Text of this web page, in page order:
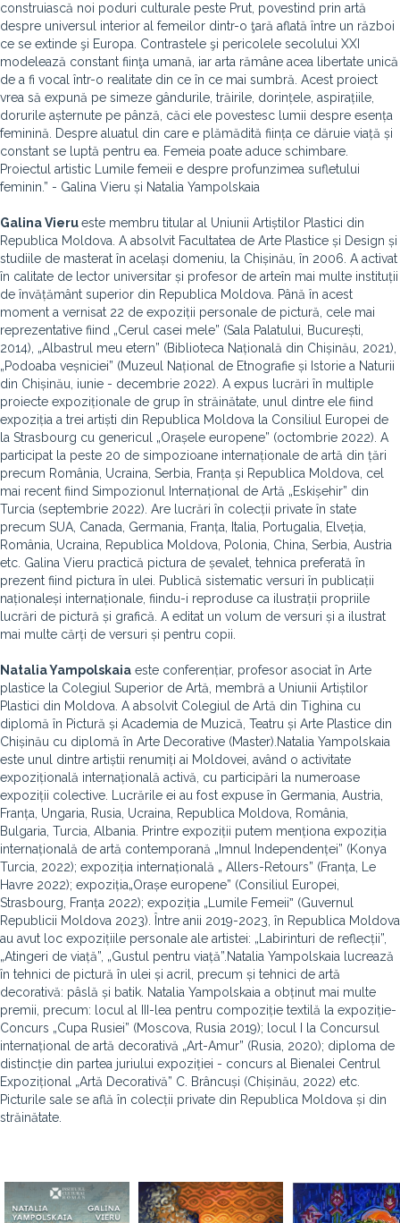
construiască noi poduri culturale peste Prut, povestind prin artă
despre universul interior al femeilor dintr-o ţară aflată între un război
ce se extinde şi Europa. Contrastele şi pericolele secolului XXI
modelează constant fiinţa umană, iar arta rămâne acea libertate unică
de a fi vocal într-o realitate din ce în ce mai sumbră. Acest proiect
vrea să expună pe simeze gândurile, trăirile, dorințele, aspirațiile,
dorurile așternute pe pânză, căci ele povestesc lumii despre esența
feminină. Despre aluatul din care e plămădită ființa ce dăruie viață și
constant se luptă pentru ea. Femeia poate aduce schimbare.
Proiectul artistic Lumile femeii e despre profunzimea sufletului
feminin.” - Galina Vieru și Natalia Yampolskaia
Galina Vierueste membru titular al Uniunii Artiștilor Plastici din
Republica Moldova. A absolvit Facultatea de Arte Plastice și Design și
studiile de masterat în același domeniu, la Chișinău, în 2006. A activat
în calitate de lector universitar și profesor de arteîn mai multe instituții
de învățământ superior din Republica Moldova. Până în acest
moment a vernisat 22 de expoziții personale de pictură, cele mai
reprezentative fiind „Cerul casei mele” (Sala Palatului, București,
2014), „Albastrul meu etern” (Biblioteca Națională din Chișinău, 2021),
„Podoaba veșniciei” (Muzeul Național de Etnografie și Istorie a Naturii
din Chișinău, iunie - decembrie 2022). A expus lucrări în multiple
proiecte expoziționale de grup în străinătate, unul dintre ele fiind
expoziția a trei artiști din Republica Moldova la Consiliul Europei de
la Strasbourg cu genericul „Orașele europene” (octombrie 2022). A
participat la peste 20 de simpozioane internaționale de artă din țări
precum România, Ucraina, Serbia, Franța și Republica Moldova, cel
mai recent fiind Simpozionul Internațional de Artă „Eskișehir” din
Turcia (septembrie 2022). Are lucrări în colecții private în state
precum SUA, Canada, Germania, Franța, Italia, Portugalia, Elveția,
România, Ucraina, Republica Moldova, Polonia, China, Serbia, Austria
etc. Galina Vieru practică pictura de șevalet, tehnica preferată în
prezent fiind pictura în ulei. Publică sistematic versuri în publicații
naționaleși internaționale, fiindu-i reproduse ca ilustrații propriile
lucrări de pictură și grafică. A editat un volum de versuri și a ilustrat
mai multe cărți de versuri și pentru copii.
Natalia Yampolskaia este conferențiar, profesor asociat în Arte
plastice la Colegiul Superior de Artă, membră a Uniunii Artiștilor
Plastici din Moldova. A absolvit Colegiul de Artă din Tighina cu
diplomă în Pictură și Academia de Muzică, Teatru și Arte Plastice din
Chișinău cu diplomă în Arte Decorative (Master). Natalia Yampolskaia
este unul dintre artiștii renumiți ai Moldovei, având o activitate
expozițională internațională activă, cu participări la numeroase
expoziții colective. Lucrările ei au fost expuse în Germania, Austria,
Franța, Ungaria, Rusia, Ucraina, Republica Moldova, România,
Bulgaria, Turcia, Albania. Printre expoziții putem menționa expoziția
internațională de artă contemporană „Imnul Independenței” (Konya
Turcia, 2022); expoziția internațională „ Allers-Retours” (Franța, Le
Havre 2022); expoziția„Orașe europene” (Consiliul Europei,
Strasbourg, Franța 2022); expoziția „Lumile Femeiiˮ (Guvernul
Republicii Moldova 2023). Între anii 2019-2023, în Republica Moldova
au avut loc expozițiile personale ale artistеi: „Labirinturi de reflecții”,
„Atingeri de viață”, „Gustul pentru viață”. Natalia Yampolskaia lucrează
în tehnici de pictură în ulei și acril, precum și tehnici de artă
decorativă: pâslă și batik. Natalia Yampolskaia a obținut mai multe
premii, precum: locul al III-lea pentru compoziție textilă la expoziție-
Concurs „Cupa Rusiei” (Moscova, Rusia 2019); locul I la Concursul
internațional de artă decorativă „Art-Amur” (Rusia, 2020); diploma de
distincție din partea juriului expoziției - concurs al Bienalei Centrul
Expozițional „Artă Decorativă” C. Brâncuși (Chișinău, 2022) etc.
Picturile sale se află în colecții private din Republica Moldova și din
străinătate.